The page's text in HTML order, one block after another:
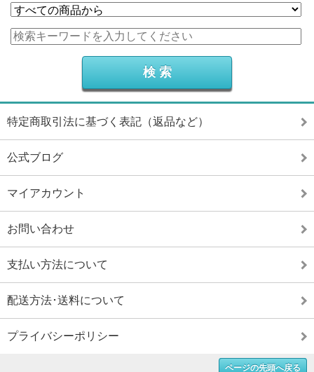
特定商取引法に基づく表記（返品など）
公式ブログ
マイアカウント
お問い合わせ
支払い方法について
配送方法･送料について
プライバシーポリシー
ページの先頭へ戻る